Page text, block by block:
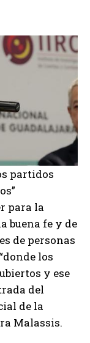
partidos
para la
buena fe y de
de personas
los
y ese
del
de la
Malassis.